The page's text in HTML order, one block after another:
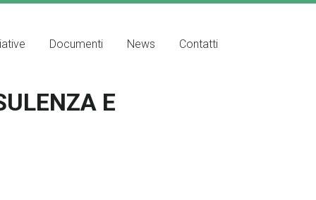
Documenti News Contatti
E